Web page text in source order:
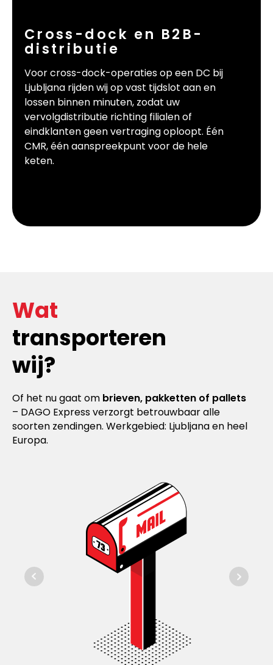
Cross-dock en B2B-
distributie
Voor cross-dock-operaties op een DC bij
Ljubljana rijden wij op vast tijdslot aan en
lossen binnen minuten, zodat uw
vervolgdistributie richting filialen of
eindklanten geen vertraging oploopt. Één
CMR, één aanspreekpunt voor de hele
keten.
Wat
transporteren
wij?
Of het nu gaat om brieven, pakketten of pallets
– DAGO Express verzorgt betrouwbaar alle
soorten zendingen. Werkgebied: Ljubljana en heel
Europa.